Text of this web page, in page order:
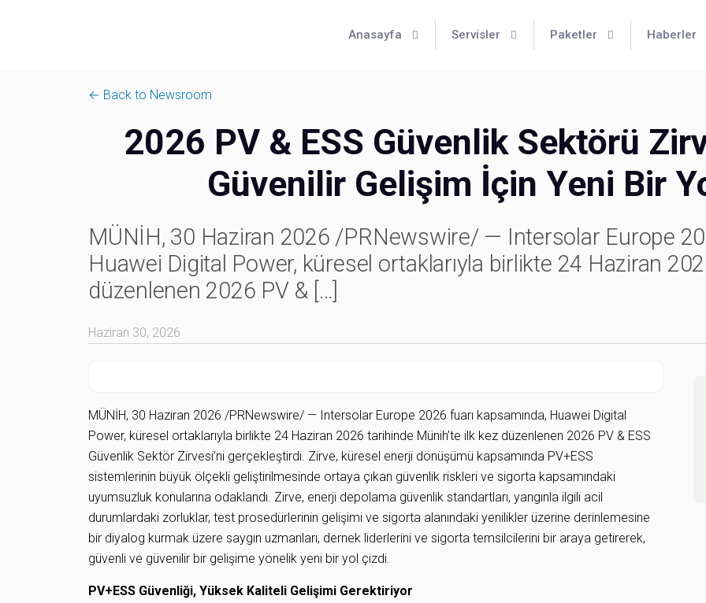
Anasayfa Servisler Paketler Haberler
← Back to Newsroom
2026 PV & ESS Güvenlik Sektörü
Güvenilir Gelişim İçin Yeni Bir
MÜNİH, 30 Haziran 2026 /PRNewswire/ — Intersolar Europe
Huawei Digital Power, küresel ortaklarıyla birlikte 24 Haziran
düzenlenen 2026 PV & […]
Haziran 30, 2026
MÜNİH, 30 Haziran 2026 /PRNewswire/ — Intersolar Europe 2026 fuarı kapsamında, Huawei Digital
Power, küresel ortaklarıyla birlikte 24 Haziran 2026 tarihinde Münih’te ilk kez düzenlenen 2026 PV & ESS
Güvenlik Sektör Zirvesi’ni gerçekleştirdi. Zirve, küresel enerji dönüşümü kapsamında PV+ESS
sistemlerinin büyük ölçekli geliştirilmesinde ortaya çıkan güvenlik riskleri ve sigorta kapsamındaki
uyumsuzluk konularına odaklandı. Zirve, enerji depolama güvenlik standartları, yangınla ilgili acil
durumlardaki zorluklar, test prosedürlerinin gelişimi ve sigorta alanındaki yenilikler üzerine derinlemesine
bir diyalog kurmak üzere saygın uzmanları, dernek liderlerini ve sigorta temsilcilerini bir araya getirerek,
güvenli ve güvenilir bir gelişime yönelik yeni bir yol çizdi.
PV+ESS Güvenliği, Yüksek Kaliteli Gelişimi Gerektiriyor